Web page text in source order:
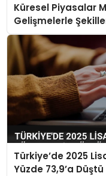
Küresel Piyasalar
Gelişmelerle
Türkiye’de 2025
Yüzde 73,9’a Düştü